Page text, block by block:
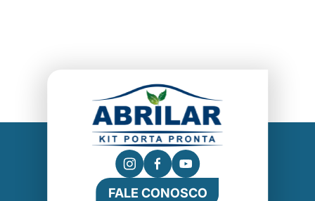
FALE CONOSCO